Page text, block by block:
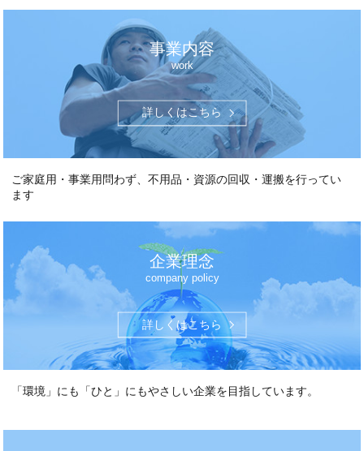
事業内容
work
詳しくはこちら
ご家庭用・事業用問わず、不用品・資源の回収・運搬を行ってい
ます
企業理念
company policy
詳しくはこちら
「環境」にも「ひと」にもやさしい企業を目指しています。